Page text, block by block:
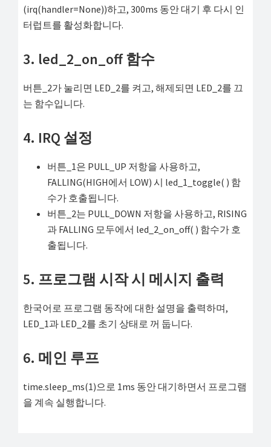
(irq(handler=None))하고, 300ms 동안 대기 후 다시 인
터럽트를 활성화합니다.
3. led_2_on_off 함수
버튼_2가 눌리면 LED_2를 켜고, 해제되면 LED_2를 끄
는 함수입니다.
4. IRQ 설정
버튼_1은 PULL_UP 저항을 사용하고,
FALLING(HIGH에서 LOW) 시 led_1_toggle( ) 함
수가 호출됩니다.
버튼_2는 PULL_DOWN 저항을 사용하고, RISING
과 FALLING 모두에서 led_2_on_off( ) 함수가 호
출됩니다.
5. 프로그램 시작 시 메시지 출력
한국어로 프로그램 동작에 대한 설명을 출력하며,
LED_1과 LED_2를 초기 상태로 꺼 둡니다.
6. 메인 루프
time.sleep_ms(1)으로 1ms 동안 대기하면서 프로그램
을 계속 실행합니다.